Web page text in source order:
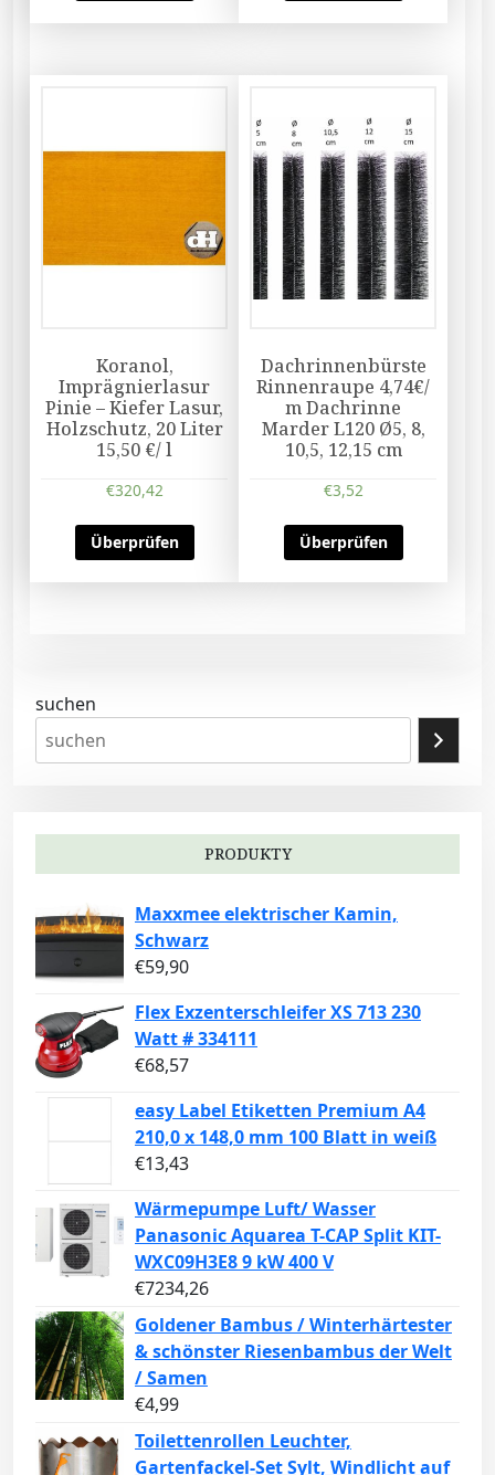
Koranol,
Imprägnierlasur
Pinie – Kiefer Lasur,
Holzschutz, 20 Liter
15,50 €/ l
€320,42
Überprüfen
Dachrinnenbürste
Rinnenraupe 4,74€/
m Dachrinne
Marder L120 Ø5, 8,
10,5, 12,15 cm
€3,52
Überprüfen
suchen
PRODUKTY
Maxxmee elektrischer Kamin,
Schwarz
€59,90
Flex Exzenterschleifer XS 713 230
Watt # 334111
€68,57
easy Label Etiketten Premium A4
210,0 x 148,0 mm 100 Blatt in weiß
€13,43
Wärmepumpe Luft/ Wasser
Panasonic Aquarea T-CAP Split KIT-
WXC09H3E8 9 kW 400 V
€7234,26
Goldener Bambus / Winterhärtester
& schönster Riesenbambus der Welt
/ Samen
€4,99
Toilettenrollen Leuchter,
Gartenfackel-Set Sylt, Windlicht auf